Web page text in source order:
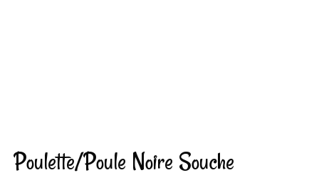
Poulette/Poule Noire Souche